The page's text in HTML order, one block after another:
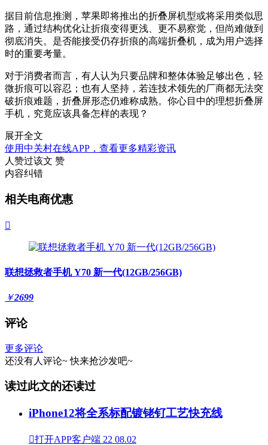
据目前信息推测，苹果即将推出的折叠屏机型或将采用类似思
路，通过结构优化让折痕变得更浅、更不易察觉，但尚难做到
彻底消失。是否能接受仍存折痕的高端折叠机，成为用户选择
时的重要考量。
对于消费者而言，有人认为只要品牌和整体体验足够出色，轻
微折痕可以容忍；也有人坚持，若连技术领先的厂商都无法突
破折痕难题，折叠屏形态仍难称成熟。你心目中的理想折叠屏
手机，究竟应该具备怎样的表现？
展开全文
使用中关村在线APP，查看更多精彩资讯
人赞过该文 赞
内容纠错
相关电商优惠

联想拯救者手机 Y70 新一代(12GB/256GB)
￥2699
评论
更多评论
还没有人评论~ 快来抢沙发吧~
读过此文的还读过
iPhone12将全系标配镀铑钌工艺快充线
打开APP客户端 22 08.02